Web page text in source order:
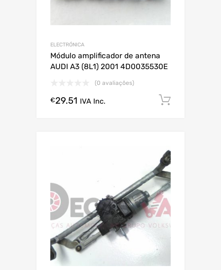
ELECTRÓNICA
Módulo amplificador de antena
AUDI A3 (8L1) 2001 4D0035530E
(0 avaliações)
€29.51 IVA Inc.